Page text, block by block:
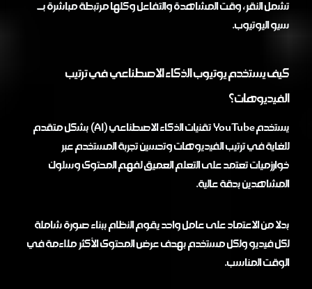
تشمل النقر، وقت المشاهدة والتفاعل وكلها مرتبطة مباشرة بـ
سيو اليوتيوب.
كيف يستخدم يوتيوب الذكاء الاصطناعي في ترتيب
الفيديوهات؟
يستخدم YouTube تقنيات الذكاء الاصطناعي (AI) بشكل متقدم
للغاية في ترتيب الفيديوهات وتحسين تجربة المستخدم عبر
خوارزميات تعتمد على التعلم العميق لفهم المحتوى وسلوك
المشاهدين بدقة عالية.
بدلا من الاعتماد على عامل واحد يقوم النظام ببناء صورة شاملة
لكل فيديو ولكل مستخدم بهدف عرض المحتوى الأكثر ملاءمة في
الوقت المناسب.